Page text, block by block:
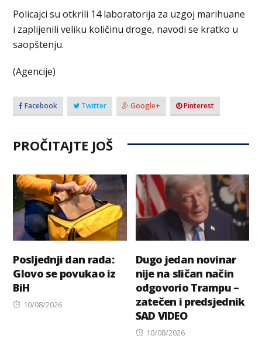
Policajci su otkrili 14 laboratorija za uzgoj marihuane
i zaplijenili veliku količinu droge, navodi se kratko u
saopštenju.
(Agencije)
Facebook Twitter Google+ Pinterest
PROČITAJTE JOŠ
Posljednji dan rada:
Glovo se povukao iz
BiH
Posted
10/08/2026
Dugo jedan novinar
nije na sličan način
odgovorio Trampu –
zatečen i predsjednik
SAD VIDEO
Posted
10/08/2026